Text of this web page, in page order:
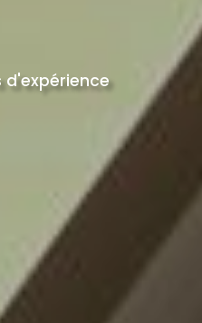
d'expérience